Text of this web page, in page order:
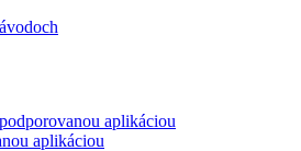
aplikáciou
aplikáciou